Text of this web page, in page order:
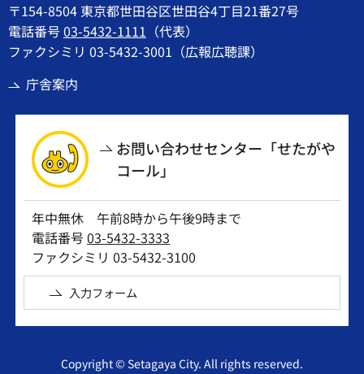
〒154-8504 東京都世田谷区世田谷4丁目21番27号
電話番号03-5432-1111 （代表）
ファクシミリ 03-5432-3001（広報広聴課）
庁舎案内
お問い合わせセンター「せたがや
コール」
年中無休 午前8時から午後9時まで
電話番号03-5432-3333
ファクシミリ 03-5432-3100
入力フォーム
Copyright © Setagaya City. All rights reserved.